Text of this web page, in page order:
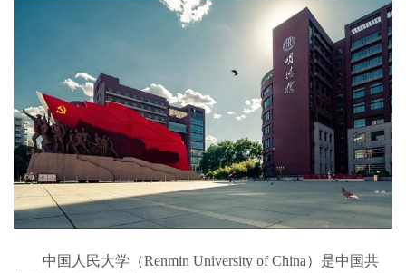
中国人民大学（Renmin University of China）是中国共